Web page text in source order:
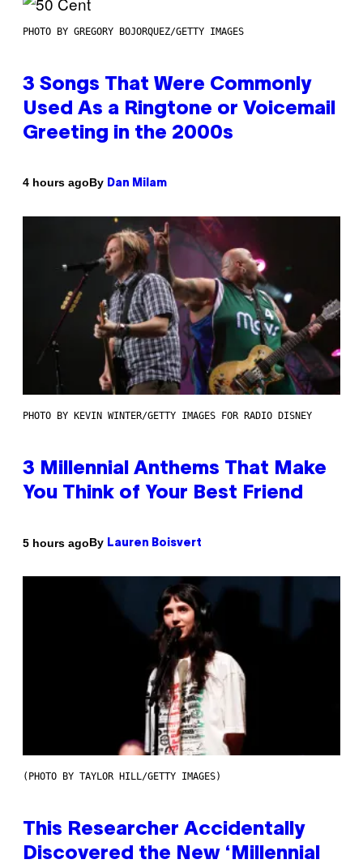
PHOTO BY GREGORY BOJORQUEZ/GETTY IMAGES
3 Songs That Were Commonly
Used As a Ringtone or Voicemail
Greeting in the 2000s
4 hours agoBy Dan Milam
PHOTO BY KEVIN WINTER/GETTY IMAGES FOR RADIO DISNEY
3 Millennial Anthems That Make
You Think of Your Best Friend
5 hours agoBy Lauren Boisvert
(PHOTO BY TAYLOR HILL/GETTY IMAGES)
This Researcher Accidentally
Discovered the New ‘Millennial